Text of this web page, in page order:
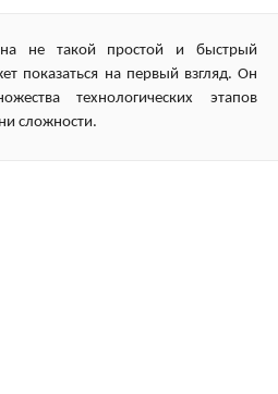
не такой простой и быстрый
показаться на первый взгляд. Он
технологических этапов
сложности.